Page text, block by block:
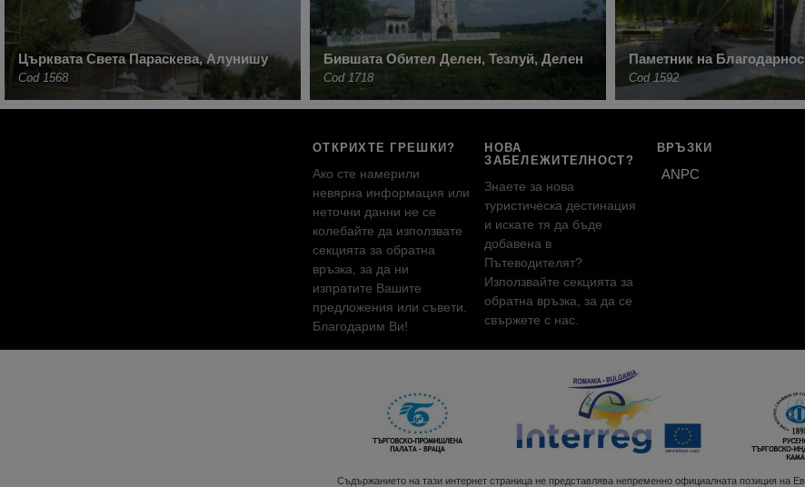
Църквата Света Параскева, Алунишу
Cod 1568
Бившата Обител Делен, Тезлуй, Делен
Cod 1718
Паметник на
Cod 1592
ОТКРИХТЕ ГРЕШКИ?
Ако сте намерили
невярна информация или
неточни данни не се
колебайте да използвате
секцията за обратна
връзка, за да ни
изпратите Вашите
предложения или съвети.
Благодарим Ви!
НОВА
ЗАБЕЛЕЖИТЕЛНОСТ?
Знаете за нова
туристическа дестинация
и искате тя да бъде
добавена в
Пътеводителят?
Използвайте секцията за
обратна връзка, за да се
свържете с нас.
ВРЪЗКИ
ANPC
Съдържанието на тази интернет страница не представлява непременно официалната позиция на